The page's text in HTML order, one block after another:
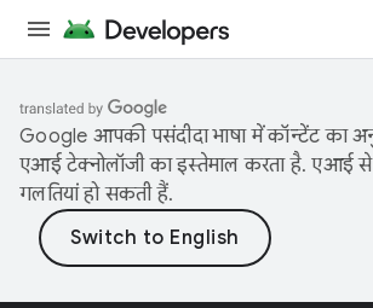
Google आपकी पसंदीदा भाषा में कॉन्टेंट का
एआई टेक्नोलॉजी का इस्तेमाल करता है. एआई से
गलतियां हो सकती हैं.